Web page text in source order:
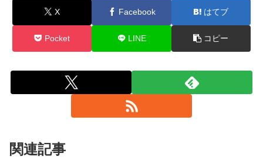
X Facebook はてブ
Pocket LINE コピー
関連記事